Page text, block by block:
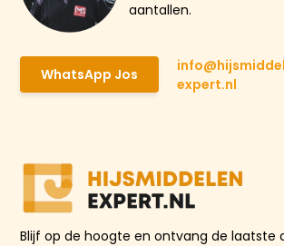
aantallen.
WhatsApp Jos
expert.nl
Blijf op de hoogte en ontvang de laatste